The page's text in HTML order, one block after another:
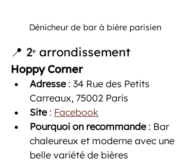
Dénicheur de bar à bière parisien
📍 2ᵉ arrondissement
Hoppy Corner
Adresse : 34 Rue des Petits
Carreaux, 75002 Paris
Site : Facebook
Pourquoi on recommande : Bar
chaleureux et moderne avec une
belle variété de bières